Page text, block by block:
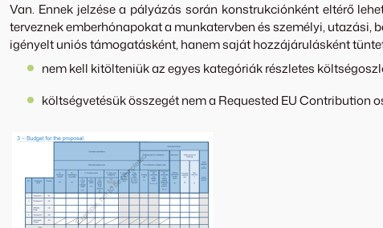
Van. Ennek jelzése a pályázás során konstrukciónként eltérő
terveznek emberhónapokat a munkatervben és személyi, utazási,
igényelt uniós támogatásként, hanem saját hozzájárulásként
nem kell kitölteniük az egyes kategóriák részletes
költségvetésük összegét nem a Requested EU